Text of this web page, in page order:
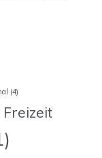
(4)
Freizeit